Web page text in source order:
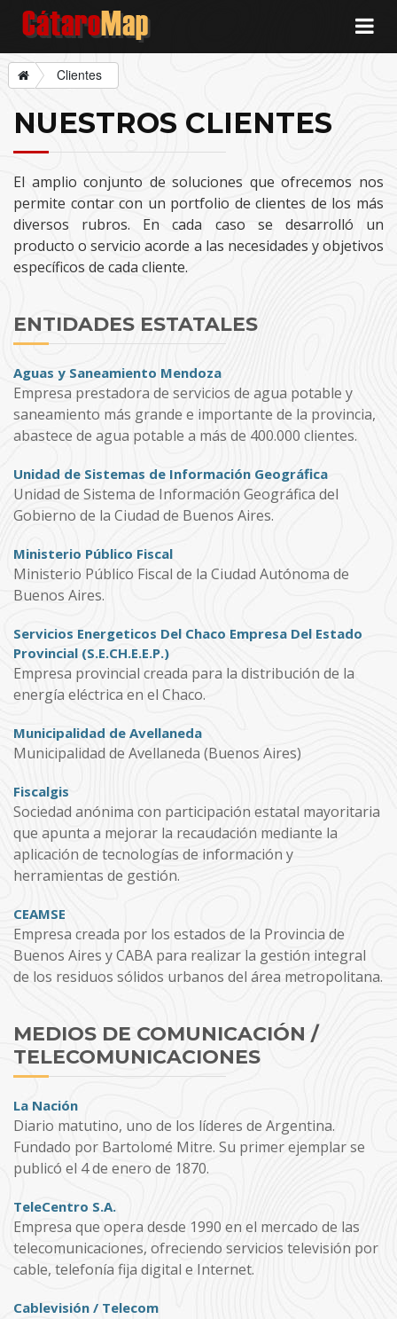
CátaroMap
Clientes
NUESTROS CLIENTES
El amplio conjunto de soluciones que ofrecemos nos
permite contar con un portfolio de clientes de los más
diversos rubros. En cada caso se desarrolló un
producto o servicio acorde a las necesidades y objetivos
específicos de cada cliente.
ENTIDADES ESTATALES
Aguas y Saneamiento Mendoza
Empresa prestadora de servicios de agua potable y
saneamiento más grande e importante de la provincia,
abastece de agua potable a más de 400.000 clientes.
Unidad de Sistemas de Información Geográfica
Unidad de Sistema de Información Geográfica del
Gobierno de la Ciudad de Buenos Aires.
Ministerio Público Fiscal
Ministerio Público Fiscal de la Ciudad Autónoma de
Buenos Aires.
Servicios Energeticos Del Chaco Empresa Del Estado
Provincial (S.E.CH.E.E.P.)
Empresa provincial creada para la distribución de la
energía eléctrica en el Chaco.
Municipalidad de Avellaneda
Municipalidad de Avellaneda (Buenos Aires)
Fiscalgis
Sociedad anónima con participación estatal mayoritaria
que apunta a mejorar la recaudación mediante la
aplicación de tecnologías de información y
herramientas de gestión.
CEAMSE
Empresa creada por los estados de la Provincia de
Buenos Aires y CABA para realizar la gestión integral
de los residuos sólidos urbanos del área metropolitana.
MEDIOS DE COMUNICACIÓN /
TELECOMUNICACIONES
La Nación
Diario matutino, uno de los líderes de Argentina.
Fundado por Bartolomé Mitre. Su primer ejemplar se
publicó el 4 de enero de 1870.
TeleCentro S.A.
Empresa que opera desde 1990 en el mercado de las
telecomunicaciones, ofreciendo servicios televisión por
cable, telefonía fija digital e Internet.
Cablevisión / Telecom